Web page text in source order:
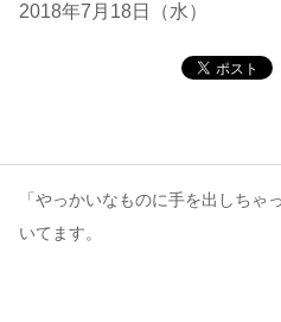
2018年7月18日（水）
「やっかいなものに手を出しちゃ
いてます。